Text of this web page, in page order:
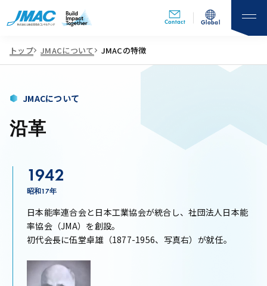
Contact Global
トップ JMACについて JMACの特徴
JMACについて
沿革
1942
昭和17年
日本能率連合会と日本工業協会が統合し、社団法人日本能
率協会（JMA）を創設。
初代会長に伍堂卓雄（1877-1956、写真右）が就任。